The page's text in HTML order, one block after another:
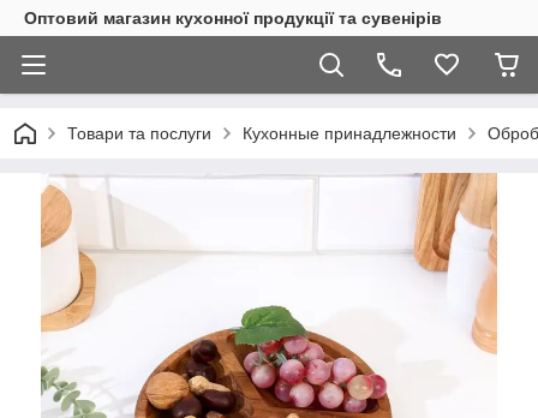
Оптовий магазин кухонної продукції та сувенірів
Товари та послуги Кухонные принадлежности